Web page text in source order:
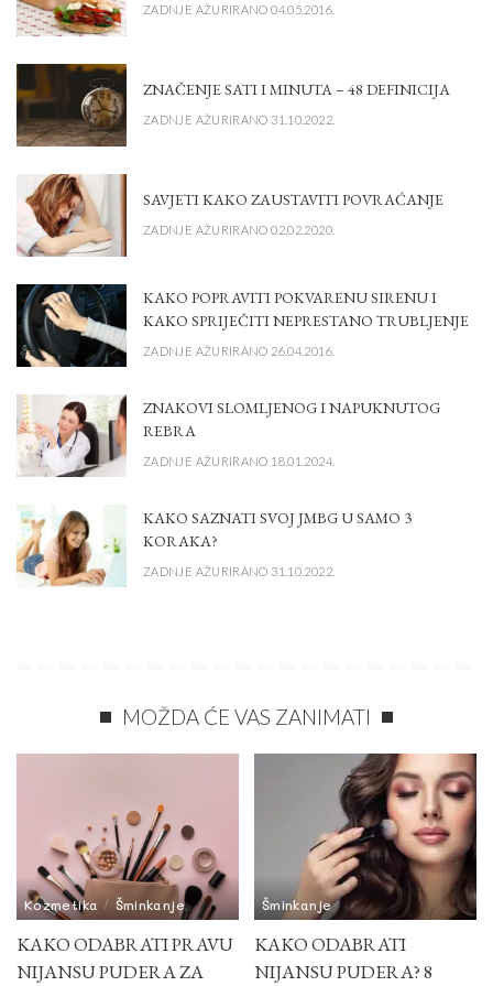
ZADNJE AŽURIRANO 04.05.2016.
ZNAČENJE SATI I MINUTA – 48 DEFINICIJA
ZADNJE AŽURIRANO 31.10.2022.
SAVJETI KAKO ZAUSTAVITI POVRAĆANJE
ZADNJE AŽURIRANO 02.02.2020.
KAKO POPRAVITI POKVARENU SIRENU I
KAKO SPRIJEČITI NEPRESTANO TRUBLJENJE
ZADNJE AŽURIRANO 26.04.2016.
ZNAKOVI SLOMLJENOG I NAPUKNUTOG
REBRA
ZADNJE AŽURIRANO 18.01.2024.
KAKO SAZNATI SVOJ JMBG U SAMO 3
KORAKA?
ZADNJE AŽURIRANO 31.10.2022.
MOŽDA ĆE VAS ZANIMATI
Kozmetika Šminkanje
KAKO ODABRATI PRAVU
NIJANSU PUDERA ZA
Šminkanje
KAKO ODABRATI
NIJANSU PUDERA? 8